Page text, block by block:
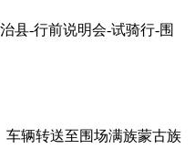
县-行前说明会-试骑行-围
车辆转送至围场满族蒙古族